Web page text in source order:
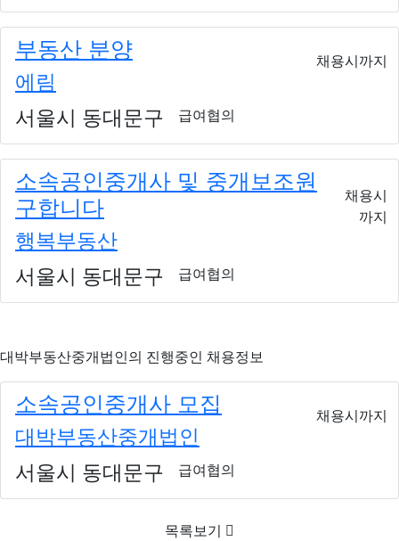
부동산 분양
에림
채용시까지
서울시 동대문구 급여협의
소속공인중개사 및 중개보조원
구합니다
행복부동산
채용시
까지
서울시 동대문구 급여협의
대박부동산중개법인의 진행중인 채용정보
소속공인중개사 모집
대박부동산중개법인
채용시까지
서울시 동대문구 급여협의
목록보기